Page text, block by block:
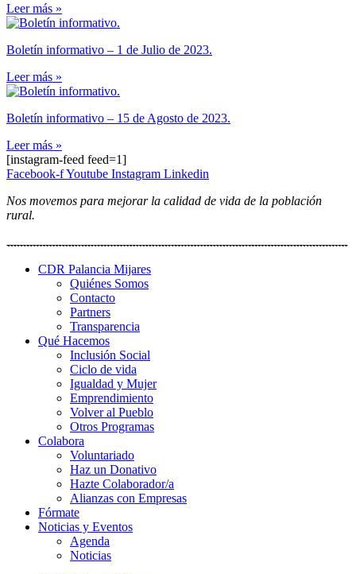
Leer más »
Boletín informativo – 1 de Julio de 2023.
Leer más »
Boletín informativo – 15 de Agosto de 2023.
Leer más »
[instagram-feed feed=1]
Facebook-fYoutube Instagram Linkedin
Nos movemos para mejorar la calidad de vida de la población
rural.
CDR Palancia Mijares
Quiénes Somos
Contacto
Partners
Transparencia
Qué Hacemos
Inclusión Social
Ciclo de vida
Igualdad y Mujer
Emprendimiento
Volver al Pueblo
Otros Programas
Colabora
Voluntariado
Haz un Donativo
Hazte Colaborador/a
Alianzas con Empresas
Fórmate
Noticias y Eventos
Agenda
Noticias